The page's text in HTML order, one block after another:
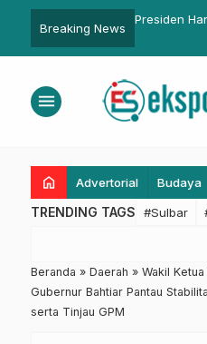
Breaking News
Pelayanan
di Indonesia
Pasangkayu
menu
home Advertorial Budaya
TRENDING TAGS #Sulbar
Beranda » Daerah » Wakil
Gubernur Bahtiar Pantau
serta Tinjau GPM